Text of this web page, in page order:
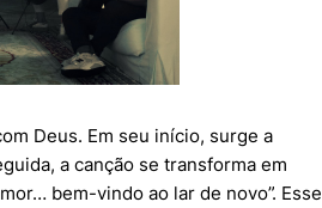
Deus. Em seu início, surge a
a canção se transforma em
bem-vindo ao lar de novo”. Esse